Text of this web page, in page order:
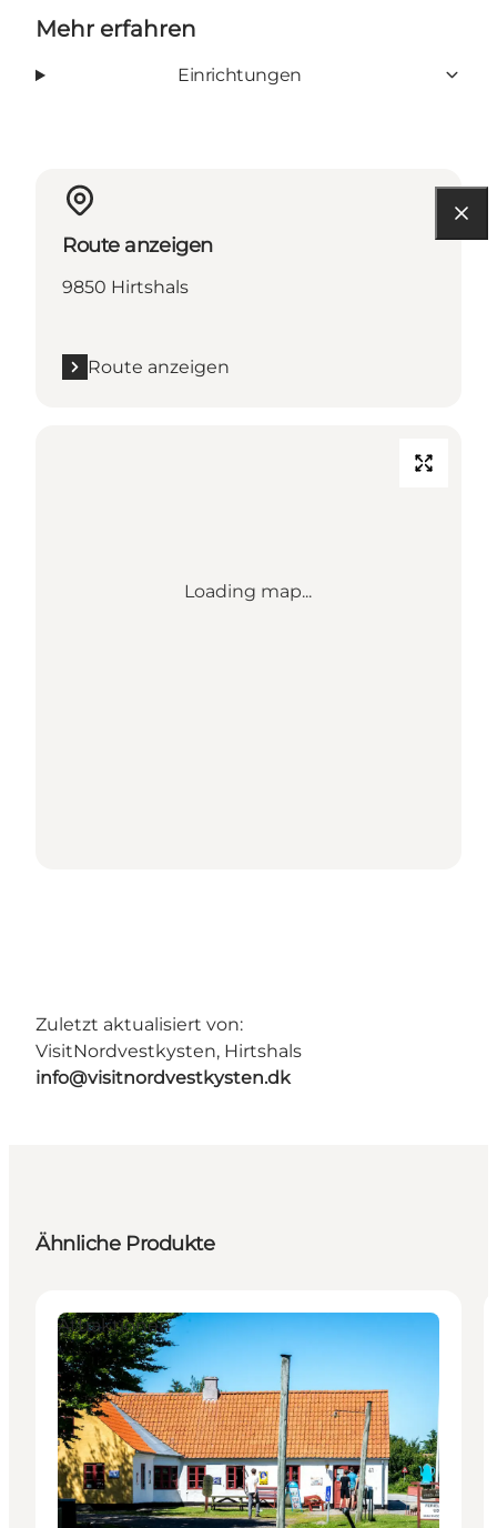
Mehr erfahren
Einrichtungen
Route anzeigen
9850 Hirtshals
Route anzeigen
Loading map...
Zuletzt aktualisiert von:
VisitNordvestkysten, Hirtshals
info@visitnordvestkysten.dk
Ähnliche Produkte
Attraktionen